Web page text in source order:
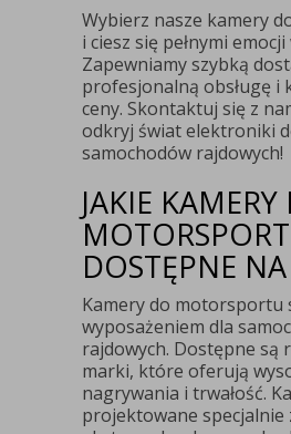
Wybierz nasze kamery
i ciesz się pełnymi
Zapewniamy szybką
profesjonalną obsługę i
ceny. Skontaktuj się z
odkryj świat elektroniki
samochodów rajdowych!
JAKIE KAMERY
DOSTĘPNE
Kamery do motorsportu
wyposażeniem dla
rajdowych. Dostępne są
marki, które oferują
nagrywania i trwałość.
projektowane specjalnie